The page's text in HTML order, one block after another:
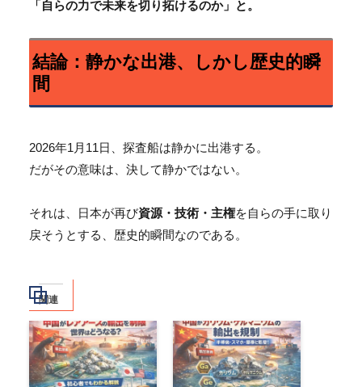
「自らの力で未来を切り拓けるのか」と。
結論：静かな出港、しかし歴史的瞬
間
2026年1月11日、探査船は静かに出港する。
だがその意味は、決して静かではない。
それは、日本が再び資源・技術・主権を自らの手に取り
戻そうとする、歴史的瞬間なのである。
関連